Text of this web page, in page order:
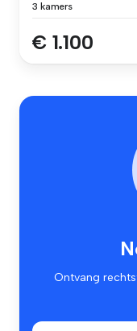
3 kamers
€ 1.100
Ontvang